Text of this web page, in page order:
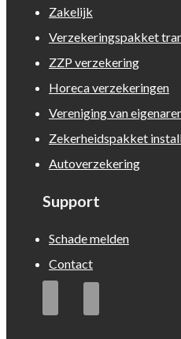
Zakelijk
Verzekeringspakket
ZZP verzekering
Horeca verzekeringen
Vereniging van
Zekerheidspakket
Autoverzekering
Support
Schade melden
Contact